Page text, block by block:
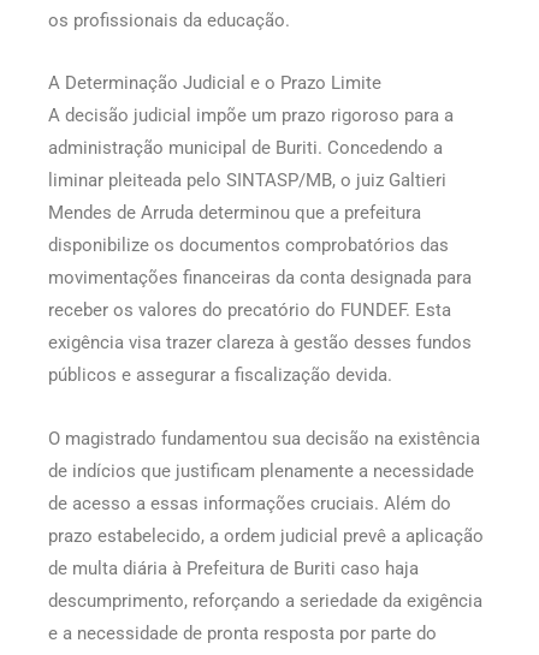
os profissionais da educação.
A Determinação Judicial e o Prazo Limite
A decisão judicial impõe um prazo rigoroso para a
administração municipal de Buriti. Concedendo a
liminar pleiteada pelo SINTASP/MB, o juiz Galtieri
Mendes de Arruda determinou que a prefeitura
disponibilize os documentos comprobatórios das
movimentações financeiras da conta designada para
receber os valores do precatório do FUNDEF. Esta
exigência visa trazer clareza à gestão desses fundos
públicos e assegurar a fiscalização devida.
O magistrado fundamentou sua decisão na existência
de indícios que justificam plenamente a necessidade
de acesso a essas informações cruciais. Além do
prazo estabelecido, a ordem judicial prevê a aplicação
de multa diária à Prefeitura de Buriti caso haja
descumprimento, reforçando a seriedade da exigência
e a necessidade de pronta resposta por parte do